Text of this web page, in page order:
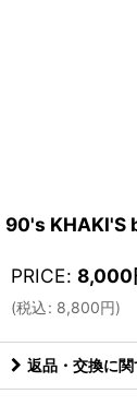
90's KHAKI'S
PRICE: 8,000
(税込: 8,800円)
返品・交換に